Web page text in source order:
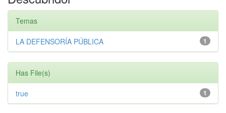
Temas
1
LA DEFENSORÍA PÚBLICA
Has File(s)
1
true